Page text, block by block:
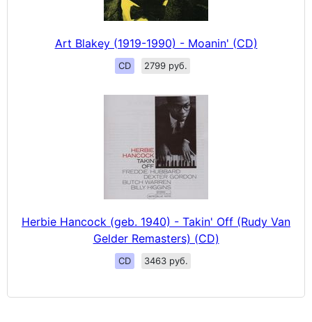
Art Blakey (1919-1990) - Moanin' (CD)
CD 2799 руб.
Herbie Hancock (geb. 1940) - Takin' Off (Rudy Van
Gelder Remasters) (CD)
CD 3463 руб.